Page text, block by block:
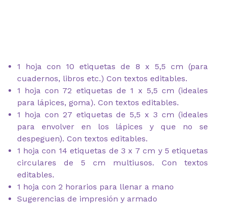
1 hoja con 10 etiquetas de 8 x 5,5 cm (para
cuadernos, libros etc.) Con textos editables.
1 hoja con 72 etiquetas de 1 x 5,5 cm (ideales
para lápices, goma). Con textos editables.
1 hoja con 27 etiquetas de 5,5 x 3 cm (ideales
para envolver en los lápices y que no se
despeguen). Con textos editables.
1 hoja con 14 etiquetas de 3 x 7 cm y 5 etiquetas
circulares de 5 cm multiusos. Con textos
editables.
1 hoja con 2 horarios para llenar a mano
Sugerencias de impresión y armado